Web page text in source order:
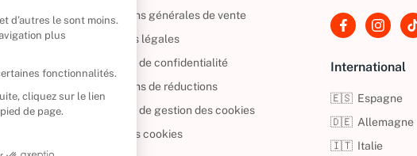
Conditions générales de vente
Mentions légales
Politique de confidentialité
Conditions de réductions
Politique de gestion des cookies
Gérer vos cookies
International
🇪🇸 Espagne
🇩🇪 Allemagne
🇮🇹 Italie